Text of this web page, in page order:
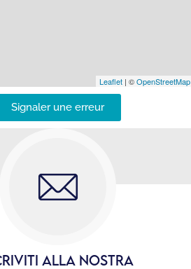
Leaflet | ©OpenStreetMap
Signaler une erreur
ALLA NOSTRA